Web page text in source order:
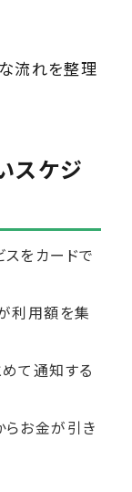
流れを整理
スケジ
をカードで
利用額を集
て通知する
らお金が引き